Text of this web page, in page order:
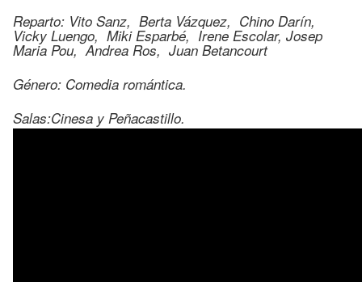
Reparto: Vito Sanz, Berta Vázquez, Chino Darín,
Vicky Luengo, Miki Esparbé, Irene Escolar, Josep
Maria Pou, Andrea Ros, Juan Betancourt
Género: Comedia romántica.
Salas:Cinesa y Peñacastillo.